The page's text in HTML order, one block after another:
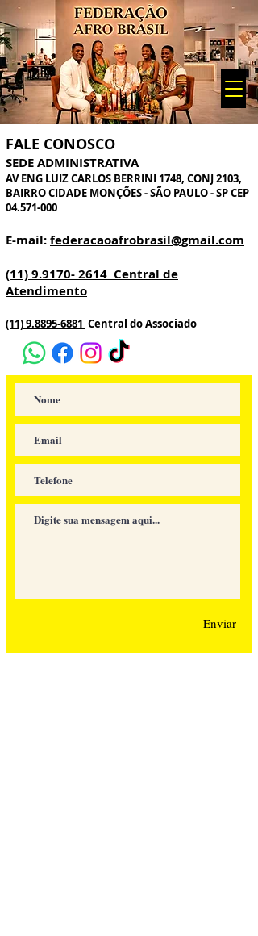
FALE CONOSCO
SEDE ADMINISTRATIVA
AV ENG LUIZ CARLOS BERRINI 1748, CONJ 2103,
BAIRRO CIDADE MONÇÕES - SÃO PAULO - SP CEP
04.571-000
E-mail:federacaoafrobrasil@gmail.com
(11) 9.9170- 2614 Central de
Atendimento
(11) 9.8895-6881 Central do Associado
Enviar